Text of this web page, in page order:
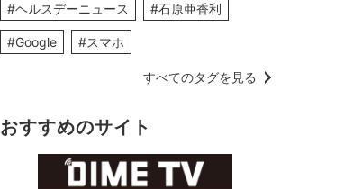
#ヘルスデーニュース #石原亜香利
#Google #スマホ
すべてのタグを見る
おすすめのサイト